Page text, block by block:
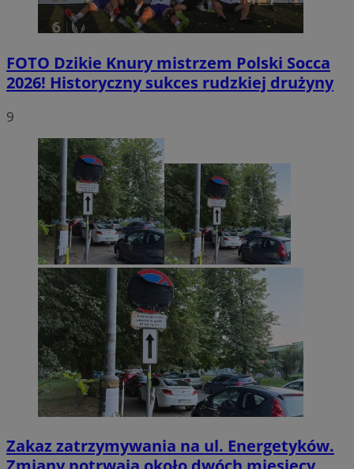
FOTO Dzikie Knury mistrzem Polski Socca
2026! Historyczny sukces rudzkiej drużyny
9
Zakaz zatrzymywania na ul. Energetyków.